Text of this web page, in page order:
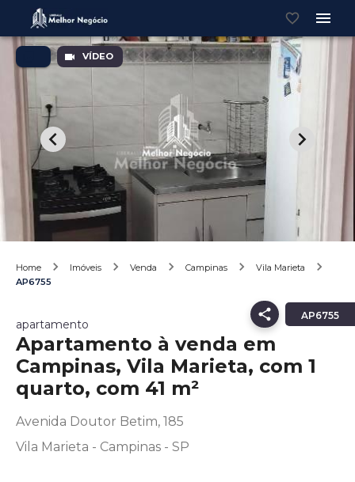
VÍDEO
Home Imóveis Venda Campinas
Vila Marieta
AP6755
AP6755
apartamento
Apartamento à venda em
Campinas, Vila Marieta, com 1
quarto, com 41 m²
Avenida Doutor Betim, 185
Vila Marieta - Campinas - SP